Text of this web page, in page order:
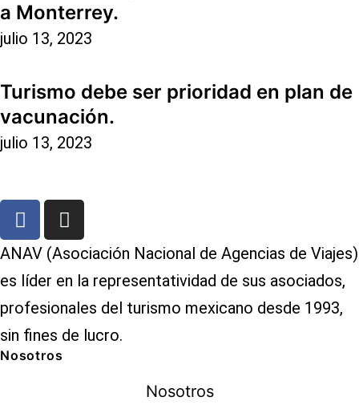
a Monterrey.
julio 13, 2023
Turismo debe ser prioridad en plan de
vacunación.
julio 13, 2023
ANAV (Asociación Nacional de Agencias de Viajes)
es líder en la representatividad de sus asociados,
profesionales del turismo mexicano desde 1993,
sin fines de lucro.
Nosotros
Nosotros